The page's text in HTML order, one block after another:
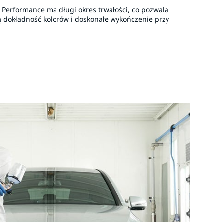
ma długi okres trwałości, co pozwala
kolorów i doskonałe wykończenie przy